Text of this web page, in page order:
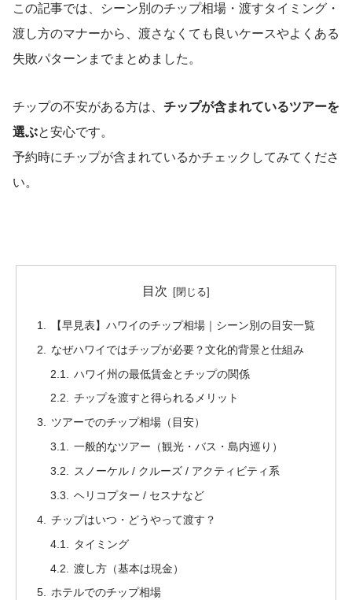
この記事では、シーン別のチップ相場・渡すタイミング・
渡し方のマナーから、渡さなくても良いケースやよくある
失敗パターンまでまとめました。
チップの不安がある方は、 チップが含まれているツアーを
選ぶと安心です。
予約時にチップが含まれているかチェックしてみてくださ
い。
目次
【早見表】ハワイのチップ相場｜シーン別の目安一覧
なぜハワイではチップが必要？文化的背景と仕組み
ハワイ州の最低賃金とチップの関係
チップを渡すと得られるメリット
ツアーでのチップ相場（目安）
一般的なツアー（観光・バス・島内巡り）
スノーケル / クルーズ / アクティビティ系
ヘリコプター / セスナなど
チップはいつ・どうやって渡す？
タイミング
渡し方（基本は現金）
ホテルでのチップ相場